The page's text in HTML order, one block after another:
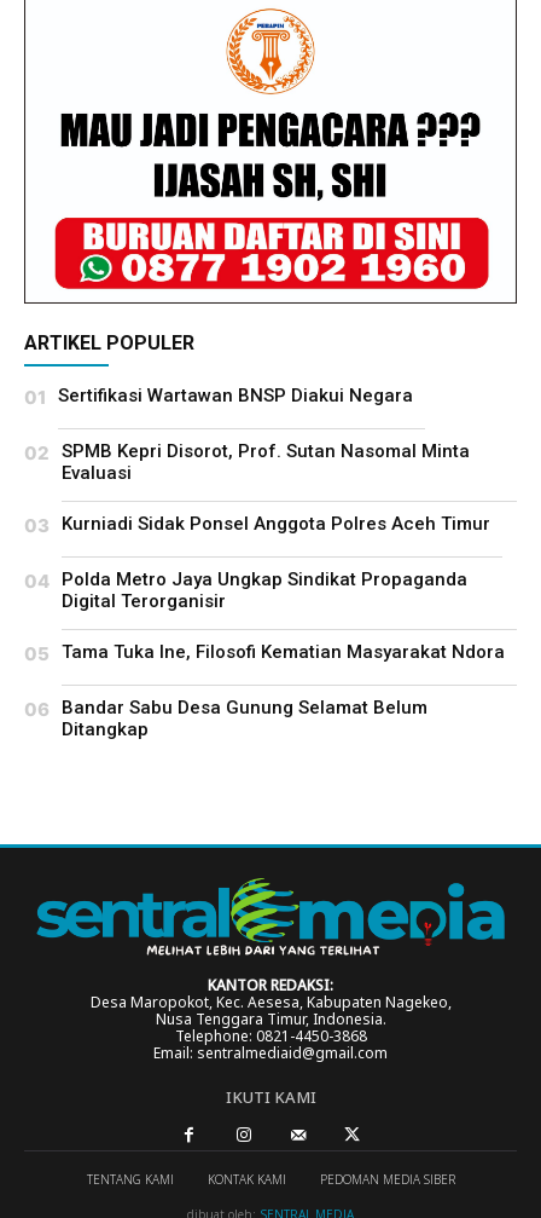
ARTIKEL POPULER
Sertifikasi Wartawan BNSP Diakui Negara
SPMB Kepri Disorot, Prof. Sutan Nasomal Minta
Evaluasi
Kurniadi Sidak Ponsel Anggota Polres Aceh Timur
Polda Metro Jaya Ungkap Sindikat Propaganda
Digital Terorganisir
Tama Tuka Ine, Filosofi Kematian Masyarakat Ndora
Bandar Sabu Desa Gunung Selamat Belum
Ditangkap
KANTOR REDAKSI:
Desa Maropokot, Kec. Aesesa, Kabupaten Nagekeo,
Nusa Tenggara Timur, Indonesia.
Telephone: 0821-4450-3868
Email: sentralmediaid@gmail.com
IKUTI KAMI
TENTANG KAMI KONTAK KAMI PEDOMAN MEDIA SIBER
dibuat oleh: SENTRAL MEDIA